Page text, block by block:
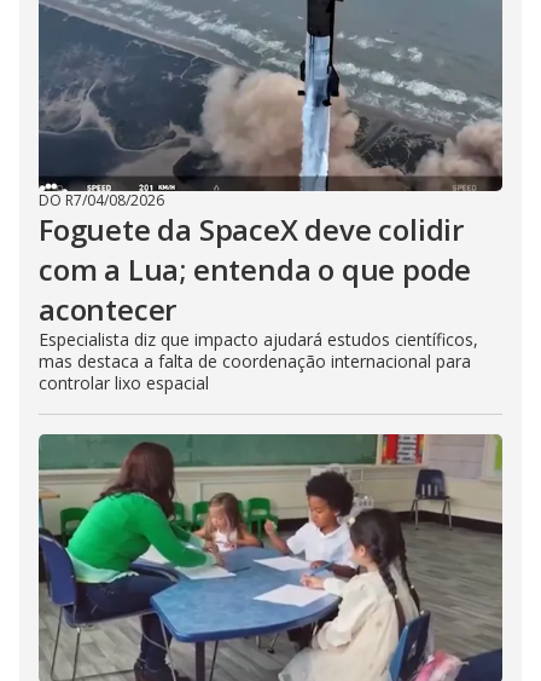
DO R7/04/08/2026
Foguete da SpaceX deve colidir
com a Lua; entenda o que pode
acontecer
Especialista diz que impacto ajudará estudos científicos,
mas destaca a falta de coordenação internacional para
controlar lixo espacial